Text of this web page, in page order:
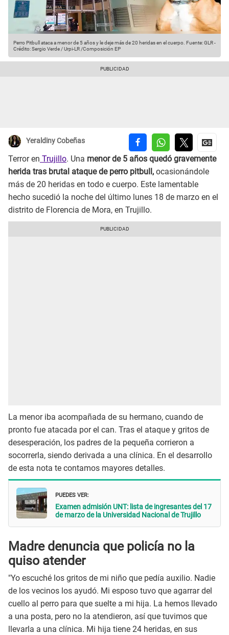
Perro Pitbull ataca a menor de 5 años y le deje más de 20 heridas en el cuerpo. Fuente: GLR-
Crédito: Sergio Verde / Urpi-LR /Composición EP
Yeraldiny Cobeñas
Terror en Trujillo. Una menor de 5 años quedó gravemente
herida tras brutal ataque de perro pitbull, ocasionándole
más de 20 heridas en todo e cuerpo. Este lamentable
hecho sucedió la noche del último lunes 18 de marzo en el
distrito de Florencia de Mora, en Trujillo.
La menor iba acompañada de su hermano, cuando de
pronto fue atacada por el can. Tras el ataque y gritos de
desesperación, los padres de la pequeña corrieron a
socorrerla, siendo derivada a una clínica. En el desarrollo
de esta nota te contamos mayores detalles.
PUEDES VER:
Examen admisión UNT: lista de ingresantes del 17
de marzo de la Universidad Nacional de Trujillo
Madre denuncia que policía no la
quiso atender
"Yo escuché los gritos de mi niño que pedía auxilio. Nadie
de los vecinos los ayudó. Mi esposo tuvo que agarrar del
cuello al perro para que suelte a mi hija. La hemos llevado
a una posta, pero no la atendieron, así que tuvimos que
llevarla a una clínica. Mi hija tiene 24 heridas, en sus